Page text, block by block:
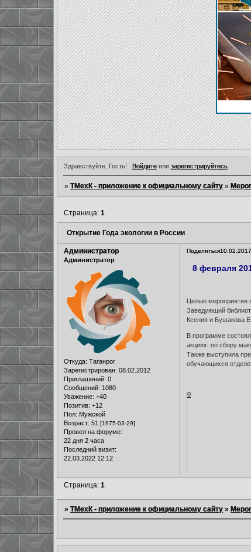
Здравствуйте, Гость! Войдитеили зарегистрируйтесь.
»ТМехК - приложение к официальному сайту »
Открытие Года экологии в России
Страница:1
Поделиться
Администратор
Администратор
Откуда: Таганрог
Зарегистрирован: 08.02.2012
Приглашений: 0
Сообщений: 1080
Уважение: +40
Позитив: +12
Пол: Мужской
Возраст: 51 [1975-03-29]
Провел на форуме:
22 дня 2 часа
Последний визит:
22.03.2022 12:12
8 февраля
Целью мероприятия
Заведующий
Ксения и Бушакова
В программе
акциях: по сбору
Также выступила
обучающихся
0
Страница:1
»ТМехК - приложение к официальному сайту »